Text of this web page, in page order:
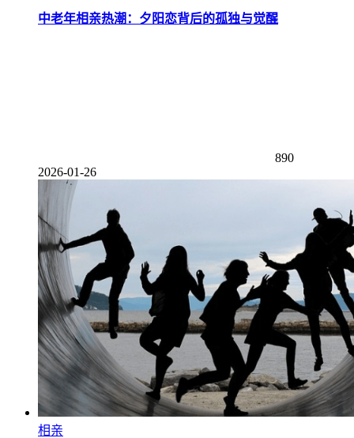
中老年相亲热潮：夕阳恋背后的孤独与觉醒
890
2026-01-26
相亲